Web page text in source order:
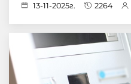
13-11-2025г. 2264